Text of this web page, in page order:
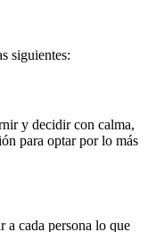
siguientes:
y decidir con calma,
para optar por lo más
a cada persona lo que